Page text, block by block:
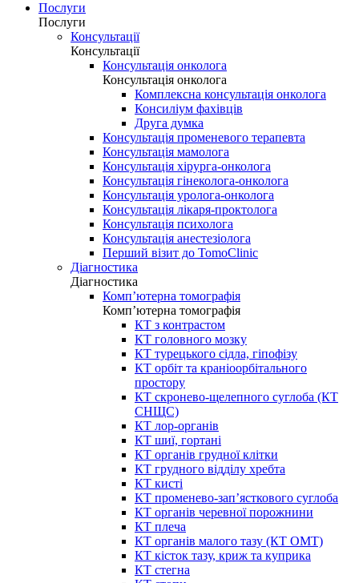
Послуги
Послуги
Консультації
Консультації
Консультація онколога
Консультація онколога
Комплексна консультація онколога
Консиліум фахівців
Друга думка
Консультація променевого терапевта
Консультація мамолога
Консультація хірурга-онколога
Консультація гінеколога-онколога
Консультація уролога-онколога
Консультація лікаря-проктолога
Консультація психолога
Консультація анестезіолога
Перший візит до TomoClinic
Діагностика
Діагностика
Комп’ютерна томографія
Комп’ютерна томографія
КТ з контрастом
КТ головного мозку
КТ турецького сідла, гіпофізу
КТ орбіт та краніоорбітального
простору
КТ скронево-щелепного суглоба (КТ
СНЩС)
КТ лор-органів
КТ шиї, гортані
КТ органів грудної клітки
КТ грудного відділу хребта
КТ кисті
КТ променево-зап’ясткового суглоба
КТ органів черевної порожнини
КТ плеча
КТ органів малого тазу (КТ ОМТ)
КТ кісток тазу, криж та куприка
КТ стегна